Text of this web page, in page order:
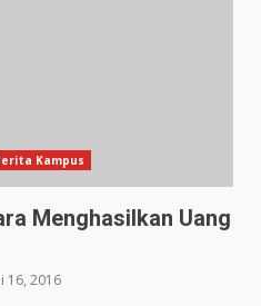
Kampus
Menghasilkan Uang
16, 2016